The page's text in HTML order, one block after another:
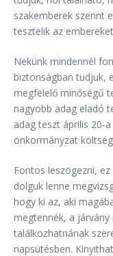
szakemberek szerint
tesztelik az
Nekünk mindennél
biztonságban tudjuk,
megfelelő minőségű
nagyobb adag eladó
adag teszt április 20-
önkormányzat
Fontos leszögezni,
dolguk lenne
hogy ki az, aki
megtennék, a járvány
találkozhatnának
napsütésben.